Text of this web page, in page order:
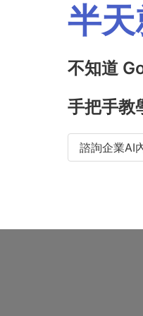
半
不知道
手把手教
諮詢企業AI